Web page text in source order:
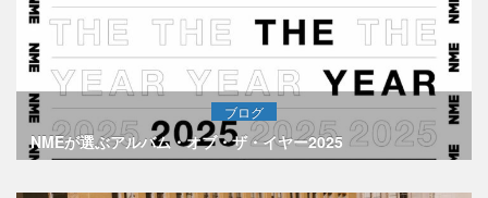
ブログ
NMEが選ぶアルバム・オブ・ザ・イヤー2025